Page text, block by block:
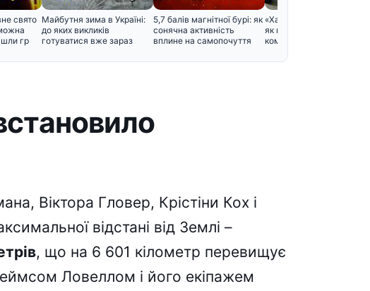
свято
гр
Майбутня зима в Україні:
до яких викликів
готуватися вже зараз
5,7 балів магнітної бурі: як
сонячна активність
вплине на самопочуття
«Харків – перша столиця»:
як народився цей міф і
кому було зручно рока
Віктора Гловер, Крістіни Кох і
відстані від Землі –
, що на 6 601 кілометр перевищує
Ловеллом і його екіпажем